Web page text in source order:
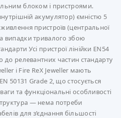
блоком і пристроями.
акумулятор) ємністю 5
пристроїв (центральної
випадки тривалого збою
Усі пристрої лінійки EN54
до релевантних частин стандарту
і Fire ReX Jeweller мають
50131 Grade 2, що стосується
та функціональні особливості
— нема потреби
для з’єднання більшості